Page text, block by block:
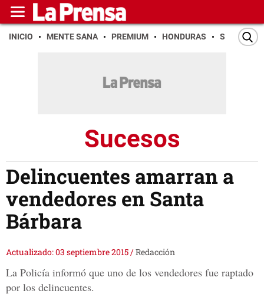
INICIO MENTE SANA PREMIUM HONDURAS SAN PEDRO
Sucesos
Delincuentes amarran a
vendedores en Santa
Bárbara
Actualizado: 03 septiembre 2015/Redacción
La Policía informó que uno de los vendedores fue raptado
por los delincuentes.